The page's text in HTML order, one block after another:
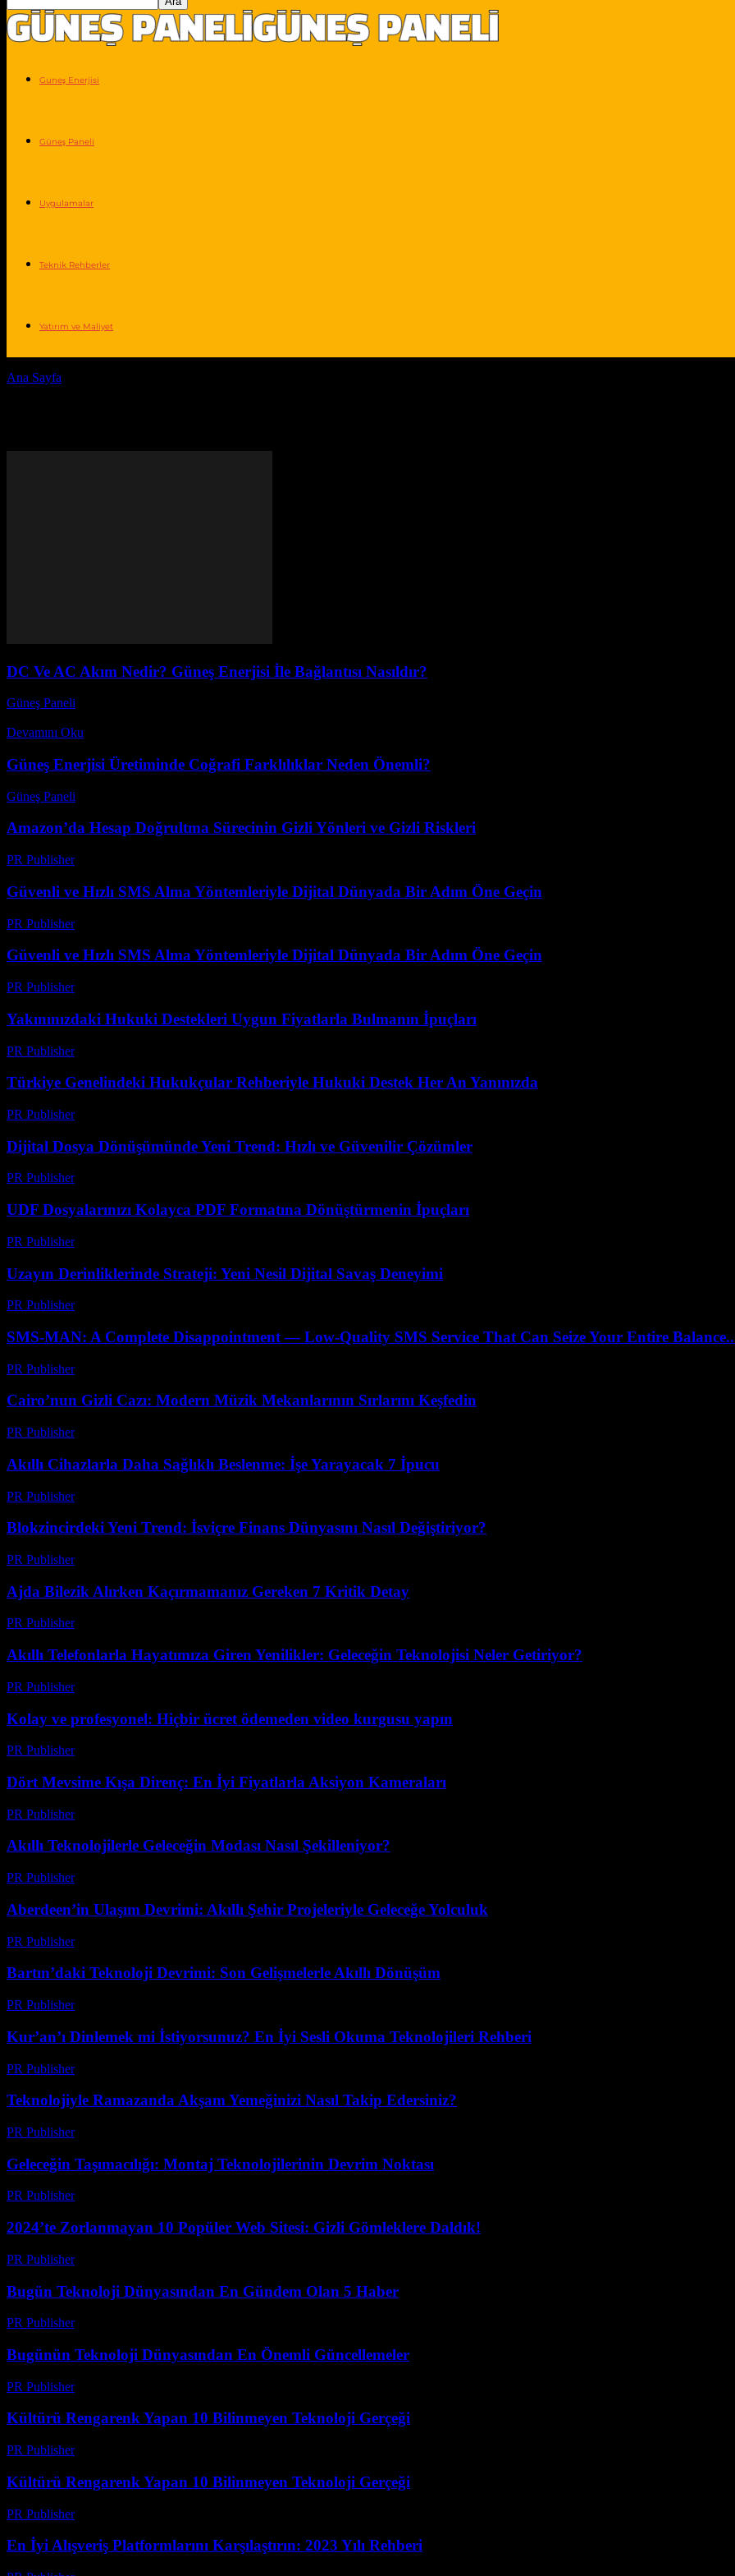
Guneş Enerjisi
Güneş Paneli
Uygulamalar
Teknik Rehberler
Yatırım ve Maliyet
Ana Sayfa
DC Ve AC Akım Nedir? Güneş Enerjisi İle Bağlantısı Nasıldır?
Güneş Paneli
Devamını Oku
Güneş Enerjisi Üretiminde Coğrafi Farklılıklar Neden Önemli?
Güneş Paneli
Amazon’da Hesap Doğrultma Sürecinin Gizli Yönleri ve Gizli Riskleri
PR Publisher-
Güvenli ve Hızlı SMS Alma Yöntemleriyle Dijital Dünyada Bir Adım Öne Geçin
PR Publisher-
Güvenli ve Hızlı SMS Alma Yöntemleriyle Dijital Dünyada Bir Adım Öne Geçin
PR Publisher-
Yakınınızdaki Hukuki Destekleri Uygun Fiyatlarla Bulmanın İpuçları
PR Publisher-
Türkiye Genelindeki Hukukçular Rehberiyle Hukuki Destek Her An Yanınızda
PR Publisher-
Dijital Dosya Dönüşümünde Yeni Trend: Hızlı ve Güvenilir Çözümler
PR Publisher-
UDF Dosyalarınızı Kolayca PDF Formatına Dönüştürmenin İpuçları
PR Publisher-
Uzayın Derinliklerinde Strateji: Yeni Nesil Dijital Savaş Deneyimi
PR Publisher-
SMS-MAN: A Complete Disappointment — Low-Quality SMS Service That Can Seize Your Entire
PR Publisher-
Cairo’nun Gizli Cazı: Modern Müzik Mekanlarının Sırlarını Keşfedin
PR Publisher-
Akıllı Cihazlarla Daha Sağlıklı Beslenme: İşe Yarayacak 7 İpucu
PR Publisher-
Blokzincirdeki Yeni Trend: İsviçre Finans Dünyasını Nasıl Değiştiriyor?
PR Publisher-
Ajda Bilezik Alırken Kaçırmamanız Gereken 7 Kritik Detay
PR Publisher-
Akıllı Telefonlarla Hayatımıza Giren Yenilikler: Geleceğin Teknolojisi Neler Getiriyor?
PR Publisher-
Kolay ve profesyonel: Hiçbir ücret ödemeden video kurgusu yapın
PR Publisher-
Dört Mevsime Kışa Direnç: En İyi Fiyatlarla Aksiyon Kameraları
PR Publisher-
Akıllı Teknolojilerle Geleceğin Modası Nasıl Şekilleniyor?
PR Publisher-
Aberdeen’in Ulaşım Devrimi: Akıllı Şehir Projeleriyle Geleceğe Yolculuk
PR Publisher-
Bartın’daki Teknoloji Devrimi: Son Gelişmelerle Akıllı Dönüşüm
PR Publisher-
Kur’an’ı Dinlemek mi İstiyorsunuz? En İyi Sesli Okuma Teknolojileri Rehberi
PR Publisher-
Teknolojiyle Ramazanda Akşam Yemeğinizi Nasıl Takip Edersiniz?
PR Publisher-
Geleceğin Taşımacılığı: Montaj Teknolojilerinin Devrim Noktası
PR Publisher-
2024’te Zorlanmayan 10 Popüler Web Sitesi: Gizli Gömleklere Daldık!
PR Publisher-
Bugün Teknoloji Dünyasından En Gündem Olan 5 Haber
PR Publisher-
Bugünün Teknoloji Dünyasından En Önemli Güncellemeler
PR Publisher-
Kültürü Rengarenk Yapan 10 Bilinmeyen Teknoloji Gerçeği
PR Publisher-
Kültürü Rengarenk Yapan 10 Bilinmeyen Teknoloji Gerçeği
PR Publisher-
En İyi Alışveriş Platformlarını Karşılaştırın: 2023 Yılı Rehberi